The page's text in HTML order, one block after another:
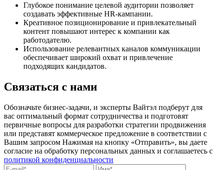
Глубокое понимание целевой аудитории позволяет
создавать эффективные HR-кампании.
Креативное позиционирование и привлекательный
контент повышают интерес к компании как
работодателю.
Использование релевантных каналов коммуникации
обеспечивает широкий охват и привлечение
подходящих кандидатов.
Связаться с нами
Обозначьте бизнес-задачи, и эксперты Вайтэл подберут для
вас оптимальный формат сотрудничества и подготовят
первичные вопросы для разработки стратегии продвижения
или представят коммерческое предложение в соответствии с
Вашим запросом Нажимая на кнопку «Отправить», вы даете
согласие на обработку персональных данных и соглашаетесь c
политикой конфиденциальности